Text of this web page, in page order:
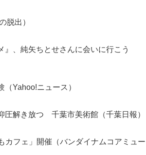
脱出）
、純矢ちとせさんに会いに行こう
Yahoo!ニュース）
解き放つ 千葉市美術館（千葉日報）
カフェ」開催（バンダイナムコアミュー